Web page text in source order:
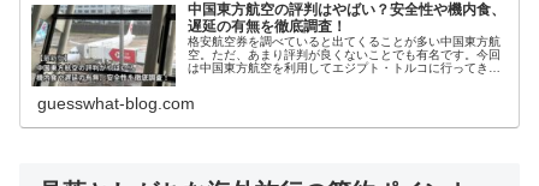
中国東方航空の評判はやばい？安全性や機内食、
遅延の有無を徹底調査！
格安航空券を調べていると出てくることが多い中国東方航
空。ただ、あまり評判が良くないことでも有名です。今回
は中国東方航空を利用してエジプト・トルコに行ってきた
guesswhat-blog.com